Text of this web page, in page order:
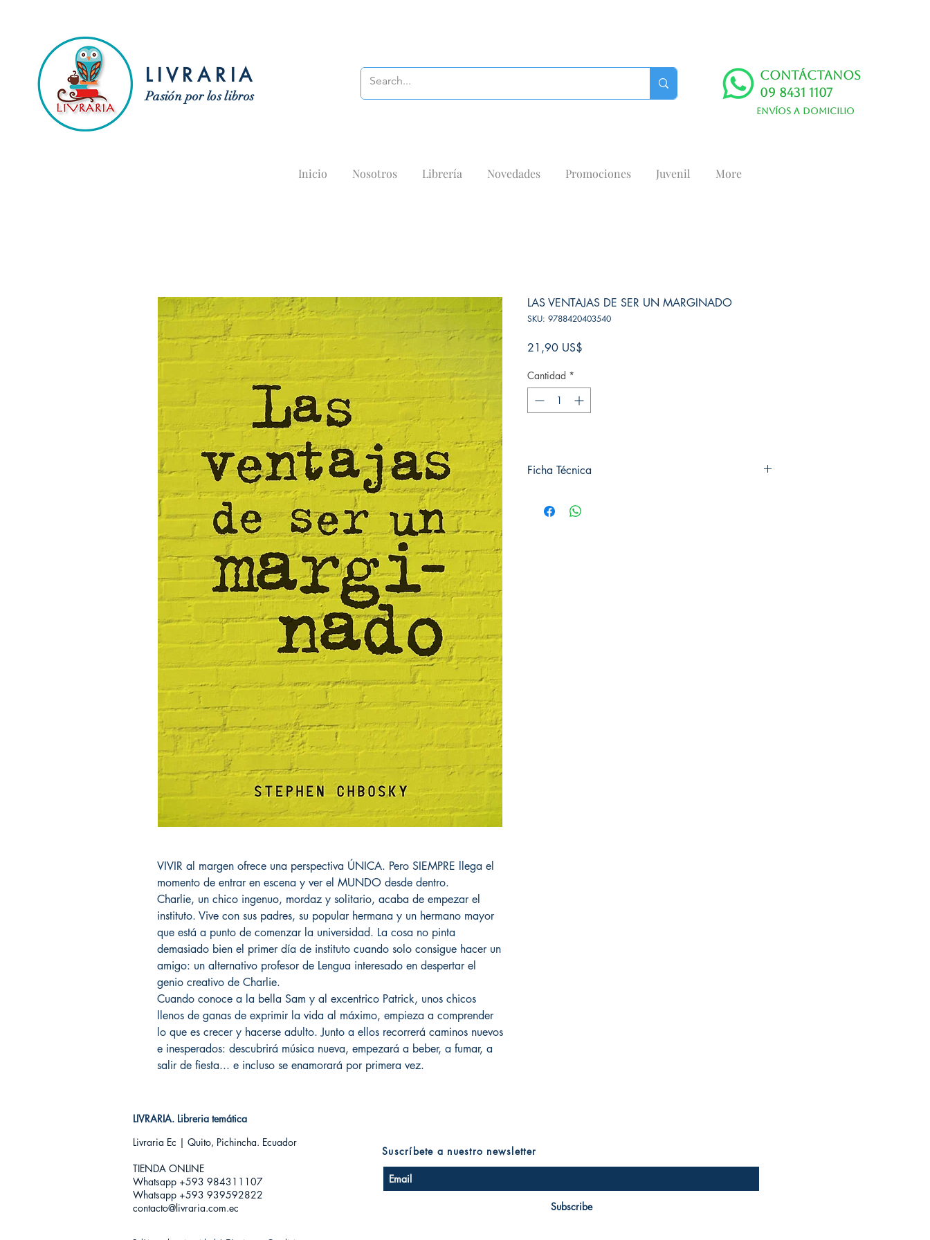
LIVRARIA
Pasión por los libros
Contáctanos
09 8431 1107
Envíos a domicilio
Inicio Nosotros Librería Novedades Promociones Juvenil More
VIVIR al margen ofrece una perspectiva ÚNICA. Pero SIEMPRE llega el
momento de entrar en escena y ver el MUNDO desde dentro.
Charlie, un chico ingenuo, mordaz y solitario, acaba de empezar el
instituto. Vive con sus padres, su popular hermana y un hermano mayor
que está a punto de comenzar la universidad. La cosa no pinta
demasiado bien el primer día de instituto cuando solo consigue hacer un
amigo: un alternativo profesor de Lengua interesado en despertar el
genio creativo de Charlie.
Cuando conoce a la bella Sam y al excentrico Patrick, unos chicos
llenos de ganas de exprimir la vida al máximo, empieza a comprender
lo que es crecer y hacerse adulto. Junto a ellos recorrerá caminos nuevos
e inesperados: descubrirá música nueva, empezará a beber, a fumar, a
salir de fiesta... e incluso se enamorará por primera vez.
LAS VENTAJAS DE SER UN MARGINADO
SKU: 9788420403540
21,90 US$
Cantidad *
Ficha Técnica
Editorial: Alfaguarda
LIVRARIA. Libreria temática
Livraria Ec | Quito, Pichincha. Ecuador
TIENDA ONLINE​
Whatsapp +593 984311107
Whatsapp +593 939592822
contacto@livraria.com.ec
Subscribe
Suscríbete a nuestro newsletter